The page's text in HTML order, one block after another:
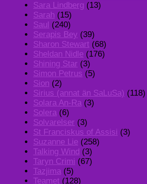
Sara Lindberg (13)
Sarah (15)
Saul (240)
Serapis Bey (39)
Sharon Stewart (68)
Sheldan Nidle (176)
Shining Star (3)
Simon Petrus (5)
Sion (2)
Sirius (annat än SaLuSa) (118)
Solara An-Ra (3)
Solera (6)
Solvarelser (3)
St Franciskus of Assisi (3)
Suzanne Lie (258)
Talking Wind (3)
Taryn Crimi (67)
Tazjima (5)
Teamet (128)